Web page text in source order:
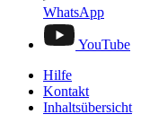
WhatsApp
YouTube
Hilfe
Kontakt
Inhaltsübersicht